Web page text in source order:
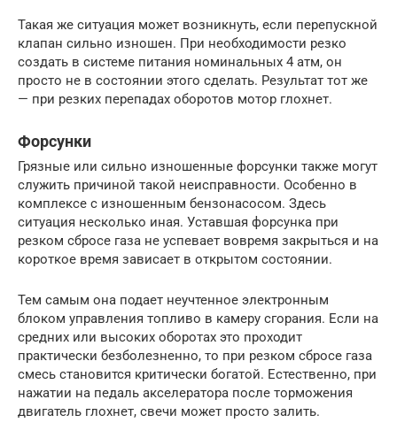
Такая же ситуация может возникнуть, если перепускной
клапан сильно изношен. При необходимости резко
создать в системе питания номинальных 4 атм, он
просто не в состоянии этого сделать. Результат тот же
— при резких перепадах оборотов мотор глохнет.
Форсунки
Грязные или сильно изношенные форсунки также могут
служить причиной такой неисправности. Особенно в
комплексе с изношенным бензонасосом. Здесь
ситуация несколько иная. Уставшая форсунка при
резком сбросе газа не успевает вовремя закрыться и на
короткое время зависает в открытом состоянии.
Тем самым она подает неучтенное электронным
блоком управления топливо в камеру сгорания. Если на
средних или высоких оборотах это проходит
практически безболезненно, то при резком сбросе газа
смесь становится критически богатой. Естественно, при
нажатии на педаль акселератора после торможения
двигатель глохнет, свечи может просто залить.